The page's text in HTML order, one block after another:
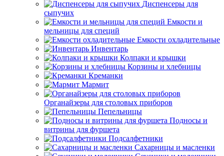
Диспенсеры для
сыпучих
Емкости и
мельницы для специй
Емкости охладительные
Инвентарь
Колпаки и крышки
Корзины и хлебницы
Креманки
Мармит
Органайзеры для столовых приборов
Пепельницы
Подносы и
витрины для фуршета
Подсалфетники
Сахарницы и масленки